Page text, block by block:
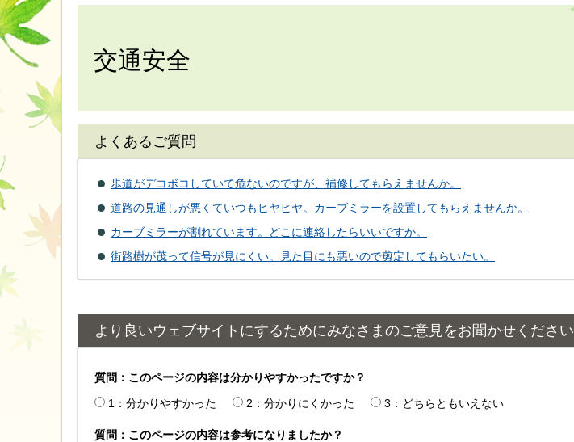
交通安全
よくあるご質問
歩道がデコボコしていて危ないのですが、補修してもらえませんか。
道路の見通しが悪くていつもヒヤヒヤ。カーブミラーを設置してもらえませんか。
カーブミラーが割れています。どこに連絡したらいいですか。
街路樹が茂って信号が見にくい。見た目にも悪いので剪定してもらいたい。
より良いウェブサイトにするためにみなさまのご意見をお聞かせください
質問：このページの内容は分かりやすかったですか？
1：分かりやすかった
2：分かりにくかった 3：どちらともいえない
質問：このページの内容は参考になりましたか？